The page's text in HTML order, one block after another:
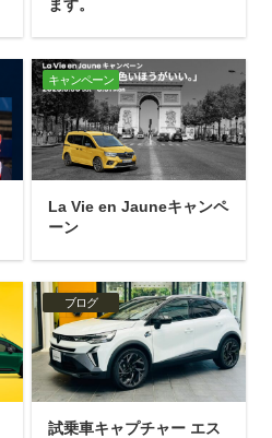
ます。
キャンペーン
La Vie en Jauneキャンペ
ーン
ブログ
試乗車キャプチャー エス